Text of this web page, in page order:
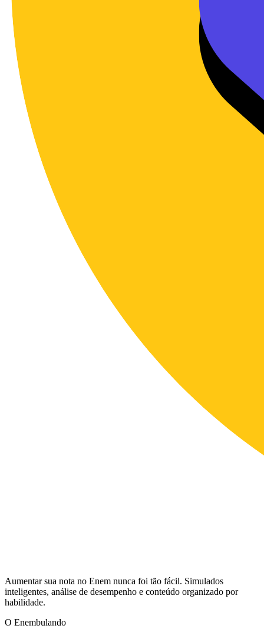
Aumentar sua nota no Enem nunca foi tão fácil. Simulados
inteligentes, análise de desempenho e conteúdo organizado por
habilidade.
O Enembulando